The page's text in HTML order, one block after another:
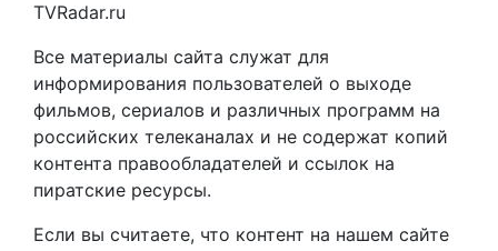
TVRadar.ru
Все материалы сайта служат для
информирования пользователей о выходе
фильмов, сериалов и различных программ на
российских телеканалах и не содержат копий
контента правообладателей и ссылок на
пиратские ресурсы.
Если вы считаете, что контент на нашем сайте